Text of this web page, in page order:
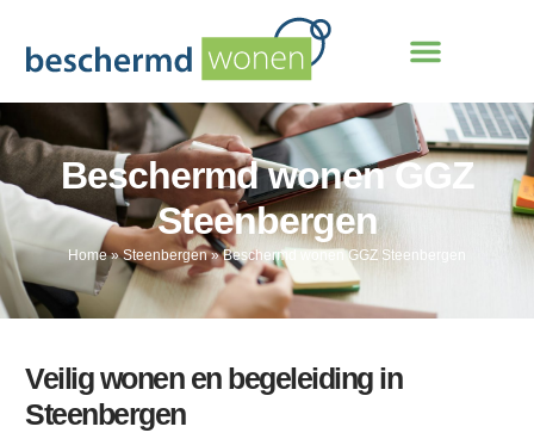
Beschermd wonen GGZ
Steenbergen
Home»Steenbergen»Beschermd wonen GGZ Steenbergen
Veilig wonen en begeleiding in
Steenbergen